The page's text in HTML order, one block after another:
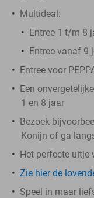
Multideal:
Entree 1 t/m 8
Entree vanaf 9
Entree voor
Een
1 en 8 jaar
Bezoek
Konijn of ga
Het perfecte uitje
Zie hier de
Speel in maar